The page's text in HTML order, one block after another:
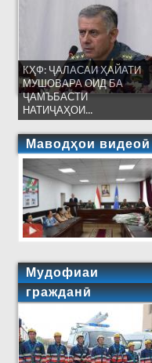
КҲФ: ҶАЛАСАИ ҲАЙАТИ
МУШОВАРА ОИД БА
ҶАМЪБАСТИ
НАТИҶАҲОИ...
Маводҳои видеоӣ
Мудофиаи
гражданӣ